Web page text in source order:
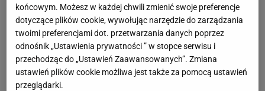
Coraz więcej osób wkłada folię pod telewizor.
Szczegół zmienia wszystko
Lniane spodnie z Lidla nawet jesienią będą
końcowym. Możesz w każdej chwili zmienić swoje preferencje
dotyczące plików cookie, wywołując narzędzie do zarządzania
twoimi preferencjami dot. przetwarzania danych poprzez
odnośnik „Ustawienia prywatności ” w stopce serwisu i
przechodząc do „Ustawień Zaawansowanych”. Zmiana
ustawień plików cookie możliwa jest także za pomocą ustawień
przeglądarki.